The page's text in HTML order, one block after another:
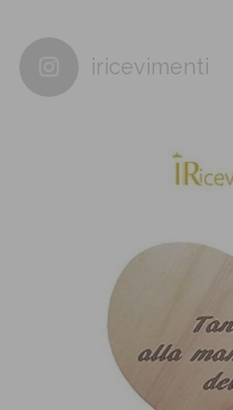
iricevimenti